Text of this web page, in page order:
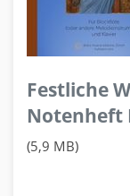
Festliche
Notenheft
(5,9 MB)